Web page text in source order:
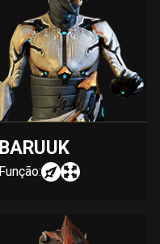
BARUUK
Função: